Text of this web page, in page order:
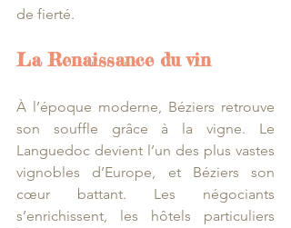
de fierté.
La Renaissance du vin
À l’époque moderne, Béziers retrouve
son souffle grâce à la vigne. Le
Languedoc devient l’un des plus vastes
vignobles d’Europe, et Béziers son
cœur battant. Les négociants
s’enrichissent, les hôtels particuliers